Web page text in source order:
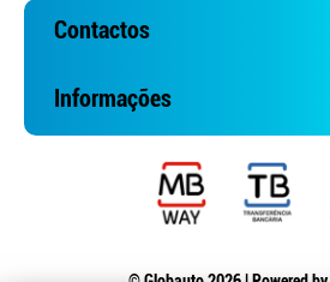
Contactos
Informações